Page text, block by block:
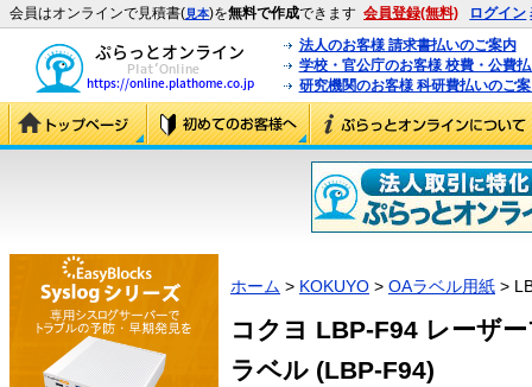
会員はオンラインで見積書(見本)を無料で作成できます 会員登録(無料) ログイン
法人のお客様 請求書払いのご案内
学校・官公庁のお客様 校費・公費
研究機関のお客様 科研費払いのご
ホーム > KOKUYO > OAラベル用紙 >
コクヨ LBP-F94 レーザ
ラベル (LBP-F94)